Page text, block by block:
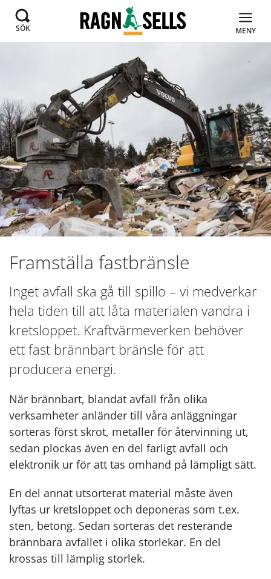
SÖK MENY
Framställa fastbränsle
Inget avfall ska gå till spillo – vi medverkar
hela tiden till att låta materialen vandra i
kretsloppet. Kraftvärmeverken behöver
ett fast brännbart bränsle för att
producera energi.
När brännbart, blandat avfall från olika
verksamheter anländer till våra anläggningar
sorteras först skrot, metaller för återvinning ut,
sedan plockas även en del farligt avfall och
elektronik ur för att tas omhand på lämpligt sätt.
En del annat utsorterat material måste även
lyftas ur kretsloppet och deponeras som t.ex.
sten, betong. Sedan sorteras det resterande
brännbara avfallet i olika storlekar. En del
krossas till lämplig storlek.